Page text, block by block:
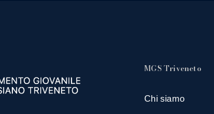
MGS Triveneto
Chi siamo